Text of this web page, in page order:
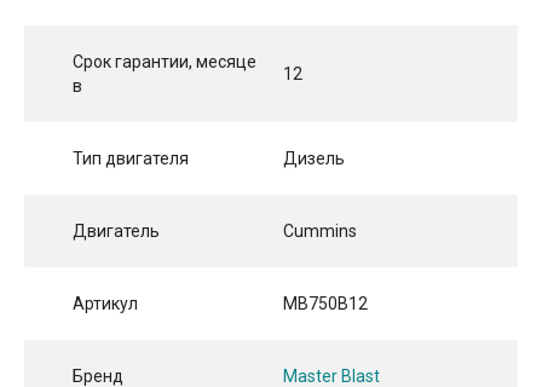
Срок гарантии, месяце
в
12
Тип двигателя Дизель
Двигатель Cummins
Артикул MB750В12
Бренд Master Blast